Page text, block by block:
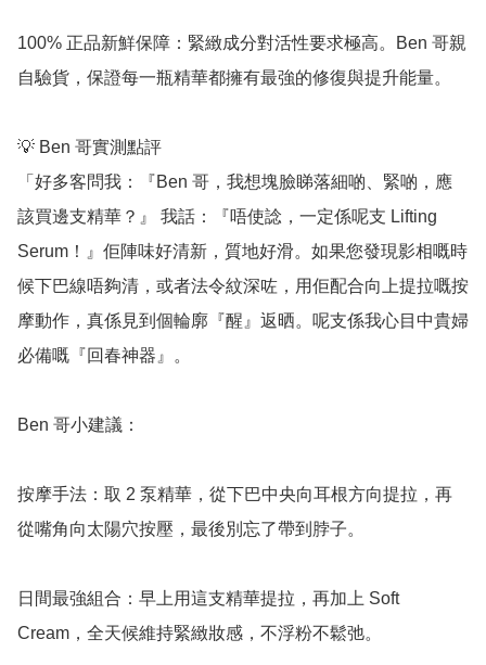
100% 正品新鮮保障：緊緻成分對活性要求極高。Ben 哥親
自驗貨，保證每一瓶精華都擁有最強的修復與提升能量。
💡 Ben 哥實測點評
「好多客問我：『Ben 哥，我想塊臉睇落細啲、緊啲，應
該買邊支精華？』 我話：『唔使諗，一定係呢支 Lifting
Serum！』佢陣味好清新，質地好滑。如果您發現影相嘅時
候下巴線唔夠清，或者法令紋深咗，用佢配合向上提拉嘅按
摩動作，真係見到個輪廓『醒』返晒。呢支係我心目中貴婦
必備嘅『回春神器』。
Ben 哥小建議：
按摩手法：取 2 泵精華，從下巴中央向耳根方向提拉，再
從嘴角向太陽穴按壓，最後別忘了帶到脖子。
日間最強組合：早上用這支精華提拉，再加上 Soft
Cream，全天候維持緊緻妝感，不浮粉不鬆弛。